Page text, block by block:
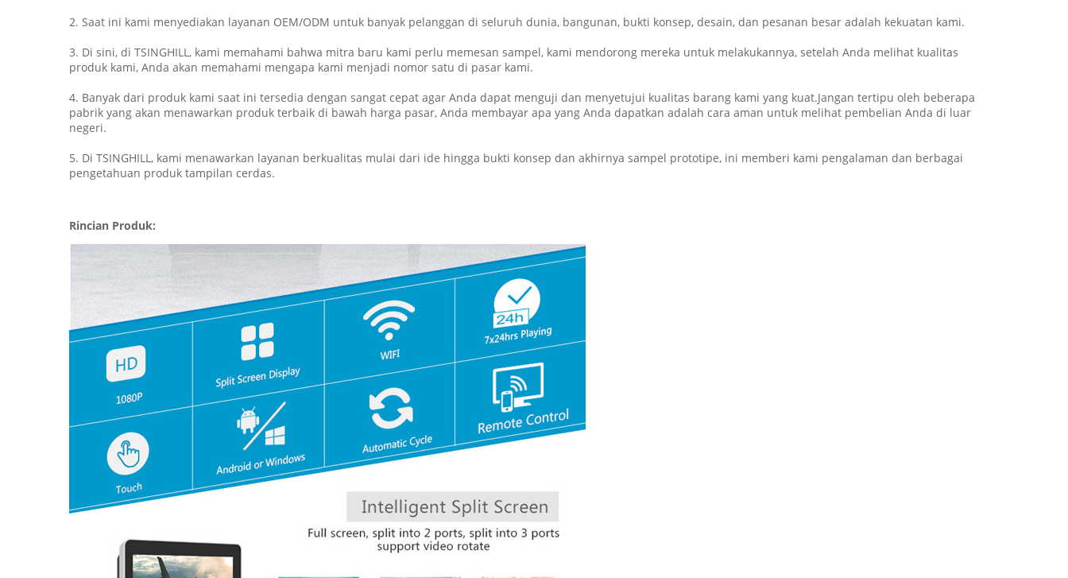
2. Saat ini kami menyediakan layanan OEM/ODM untuk banyak pelanggan di seluruh dunia, bangunan, bukti konsep, desain, dan pesanan besar adalah kekuatan kami.
3. Di sini, di TSINGHILL, kami memahami bahwa mitra baru kami perlu memesan sampel, kami mendorong mereka untuk melakukannya, setelah Anda melihat kualitas
produk kami, Anda akan memahami mengapa kami menjadi nomor satu di pasar kami.
4. Banyak dari produk kami saat ini tersedia dengan sangat cepat agar Anda dapat menguji dan menyetujui kualitas barang kami yang kuat.Jangan tertipu oleh beberapa
pabrik yang akan menawarkan produk terbaik di bawah harga pasar, Anda membayar apa yang Anda dapatkan adalah cara aman untuk melihat pembelian Anda di luar
negeri.
5. Di TSINGHILL, kami menawarkan layanan berkualitas mulai dari ide hingga bukti konsep dan akhirnya sampel prototipe, ini memberi kami pengalaman dan berbagai
pengetahuan produk tampilan cerdas.
Rincian Produk: